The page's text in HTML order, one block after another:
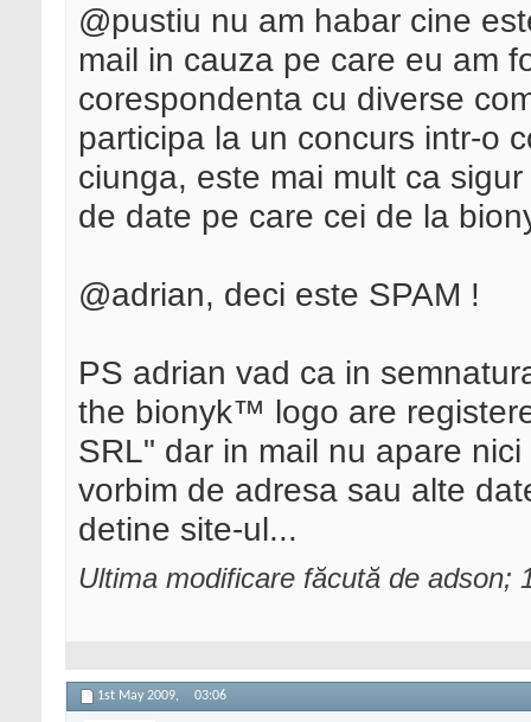
@pustiu nu am habar cine
mail in cauza pe care eu am
corespondenta cu diverse
participa la un concurs intr-o
ciunga, este mai mult ca
de date pe care cei de la
@adrian, deci este SPAM !
PS adrian vad ca in
the bionyk™ logo are
SRL" dar in mail nu apare
vorbim de adresa sau alte
detine site-ul...
Ultima modificare făcută de adson;
1st May 2009, 03:06